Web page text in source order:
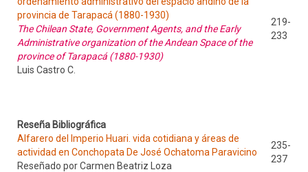
provincia de Tarapacá (1880-1930)
The Chilean State, Government Agents, and the Early
Administrative organization of the Andean Space of the
province of Tarapacá (1880-1930)
219-
233
Luis Castro C.
Reseña Bibliográfica
Alfarero del Imperio Huari. vida cotidiana y áreas de
actividad en Conchopata De José Ochatoma Paravicino
235-
237
Reseñado por Carmen Beatriz Loza